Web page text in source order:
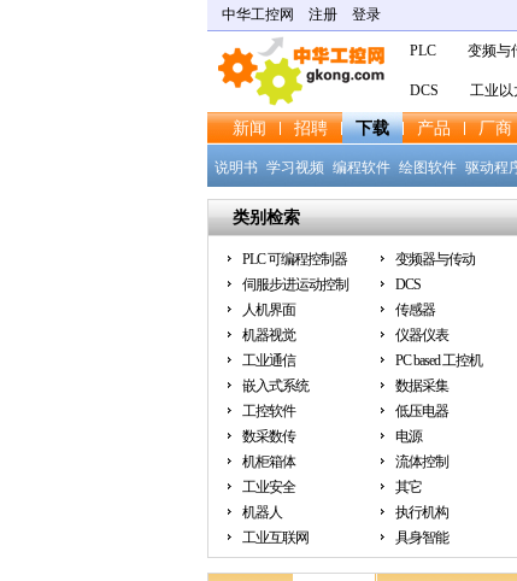
中华工控网 注册 登录
PLC 变频与
DCS 工业以
新闻 招聘 下载 产品 厂商
说明书 学习视频 编程软件 绘图软件 驱动程
软件 手册 产品样本
类别检索
PLC 可编程控制器
变频器与传动
伺服步进运动控制
DCS
人机界面
传感器
机器视觉
仪器仪表
工业通信
PC based 工控机
嵌入式系统
数据采集
工控软件
低压电器
数采数传
电源
机柜箱体
流体控制
工业安全
其它
机器人
执行机构
工业互联网
具身智能